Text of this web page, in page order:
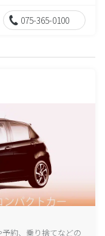
075-365-0100
約、乗り捨てなどの